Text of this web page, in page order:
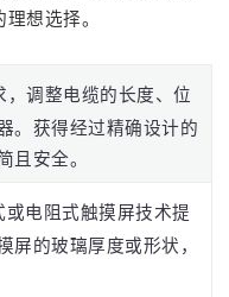
想选择。
，调整电缆的长度、位
。获得经过精确设计的
且安全。
或电阻式触摸屏技术提
的玻璃厚度或形状，